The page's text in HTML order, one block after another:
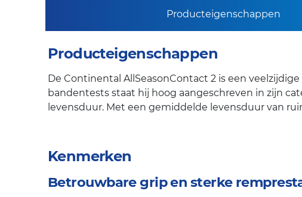
Producteigenschappen
Producteigenschappen
De Continental AllSeasonContact 2 is een
bandentests staat hij hoog aangeschreven in zijn
levensduur. Met een gemiddelde levensduur van
Kenmerken
Betrouwbare grip en sterke